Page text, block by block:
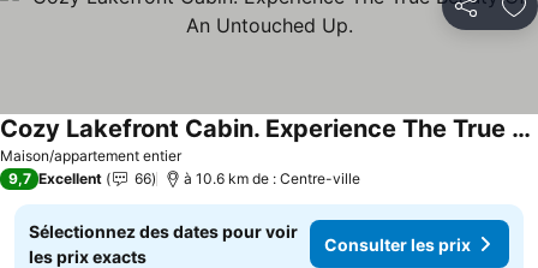
Partager
Maison/appartement entier
Cozy Lakefront Cabin. Experience The True Beauty Of An Untouched Up.
Consulter les prix
9,7 Excellent 66 à 10.6 km de : Centre-ville
Sélectionnez des dates pour voir
les prix exacts
Consulter les prix